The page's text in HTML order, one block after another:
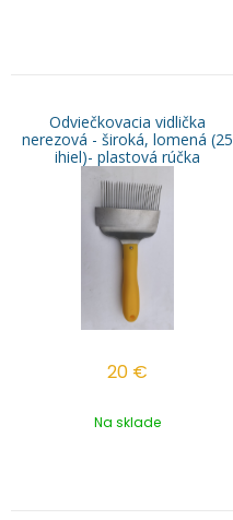
Odviečkovacia vidlička
nerezová - široká, lomená (25
ihiel)- plastová rúčka
20 €
Na sklade